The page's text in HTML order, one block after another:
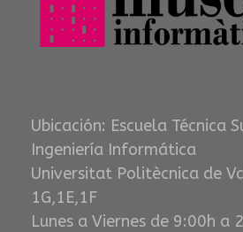
Ubicación: Escuela Técnica
Ingeniería Informática
Universitat Politècnica de
1G,1E,1F
Lunes a Viernes de 9:00h a